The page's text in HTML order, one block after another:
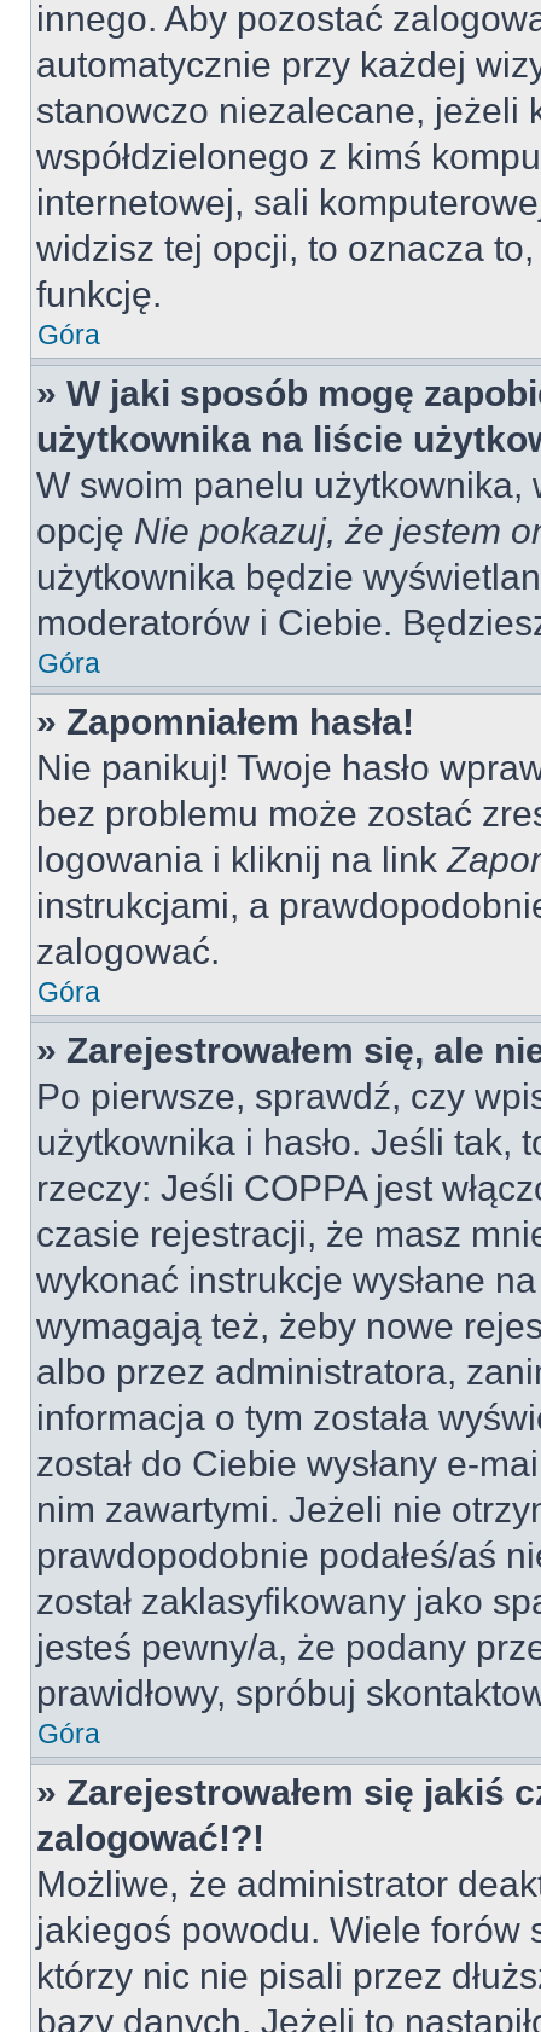
innego. Aby pozostać
automatycznie przy każdej
stanowczo niezalecane, jeżeli
współdzielonego z kimś
internetowej, sali
widzisz tej opcji, to oznacza
funkcję.
Góra
» W jaki sposób mogę
użytkownika na liście
W swoim panelu użytkownika,
opcję Nie pokazuj, że jestem
użytkownika będzie
moderatorów i Ciebie.
Góra
» Zapomniałem hasła!
Nie panikuj! Twoje hasło
bez problemu może zostać
logowania i kliknij na link
instrukcjami, a
zalogować.
Góra
» Zarejestrowałem się, ale
Po pierwsze, sprawdź, czy
użytkownika i hasło. Jeśli tak,
rzeczy: Jeśli COPPA jest
czasie rejestracji, że masz
wykonać instrukcje wysłane
wymagają też, żeby nowe
albo przez administratora,
informacja o tym została
został do Ciebie wysłany e-
nim zawartymi. Jeżeli nie
prawdopodobnie podałeś/aś
został zaklasyfikowany jako
jesteś pewny/a, że podany
prawidłowy, spróbuj
Góra
» Zarejestrowałem się jakiś
zalogować!?!
Możliwe, że administrator
jakiegoś powodu. Wiele forów
którzy nic nie pisali przez
bazy danych. Jeżeli to